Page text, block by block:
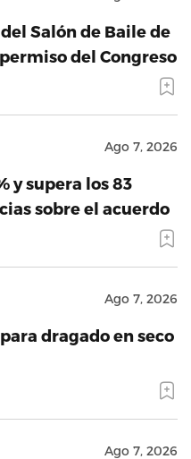
Salón de Baile de
del Congreso
Ago 7, 2026
y supera los 83
sobre el acuerdo
Ago 7, 2026
dragado en seco
Ago 7, 2026